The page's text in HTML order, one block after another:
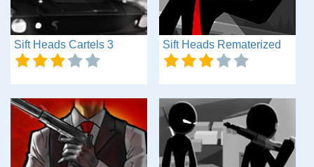
Sift Heads Cartels 3 Sift Heads Rematerized